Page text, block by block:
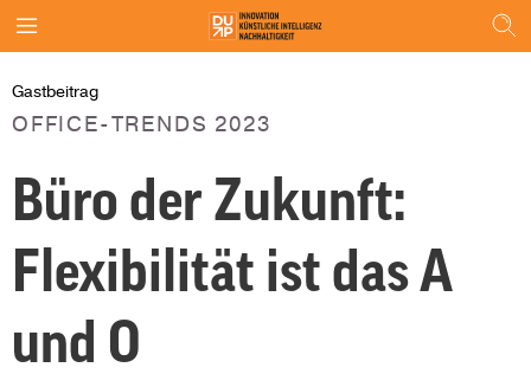
Gastbeitrag
OFFICE-TRENDS 2023
Büro der Zukunft:
Flexibilität ist das A
und O